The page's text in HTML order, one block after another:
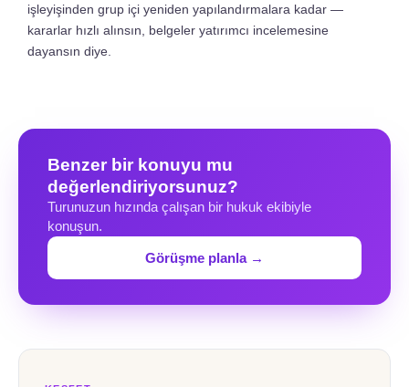
işleyişinden grup içi yeniden yapılandırmalara kadar —
kararlar hızlı alınsın, belgeler yatırımcı incelemesine
dayansın diye.
Benzer bir konuyu mu
değerlendiriyorsunuz?
Turunuzun hızında çalışan bir hukuk ekibiyle
konuşun.
Görüşme planla →